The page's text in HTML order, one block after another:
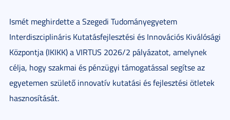
Ismét meghirdette a Szegedi Tudományegyetem
Interdiszciplináris Kutatásfejlesztési és Innovációs Kiválósági
Központja (IKIKK) a VIRTUS 2026/2 pályázatot, amelynek
célja, hogy szakmai és pénzügyi támogatással segítse az
egyetemen születő innovatív kutatási és fejlesztési ötletek
hasznosítását.